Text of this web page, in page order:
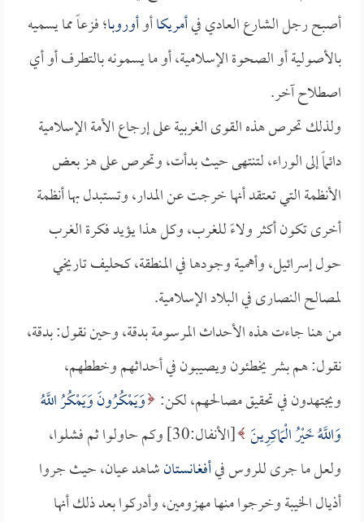
أصبح رجل الشارع العادي فيأمريكاأوأوروبا؛ فزعاً مما يسميه
بالأصولية أو الصحوة الإسلامية، أو ما يسمونه بالتطرف أو أي
اصطلاح آخر.
ولذلك تحرص هذه القوى الغربية على إرجاع الأمة الإسلامية
دائماً إلى الوراء، لتنتهى حيث بدأت، وتحرص على هز بعض
الأنظمة التي تعتقد أنها خرجت عن المدار، وتستبدل بها أنظمة
أخرى تكون أكثر ولاءً للغرب، وكل هذا يؤيد فكرة الغرب
حول إسرائيل، وأهمية وجودها في المنطقة، كحليف تاريخي
لمصالح النصارى في البلاد الإسلامية.
من هنا جاءت هذه الأحداث المرسومة بدقة، وحين نقول: بدقة،
نقول: هم بشر يخطئون ويصيبون في أحداثهم وخططهم،
ويجتهدون في تحقيق مصالحهم، لكن: وَيَمْكُرُونَ وَيَمْكُرُ اللَّهُ
وَاللَّهُ خَيْرُ الْمَاكِرِينَ
[الأنفال:30] وكم حاولوا ثم فشلوا،
ولعل ما جرى للروس فيأفغانستانشاهد عيان، حيث جروا
أذيال الخيبة وخرجوا منها مهزومين، وأدركوا بعد ذلك أنها